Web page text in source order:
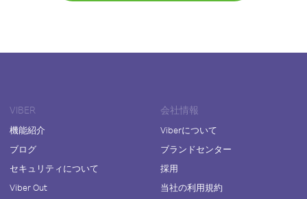
VIBER
機能紹介
ブログ
セキュリティについて
Viber Out
会社情報
Viberについて
ブランドセンター
採用
当社の利用規約